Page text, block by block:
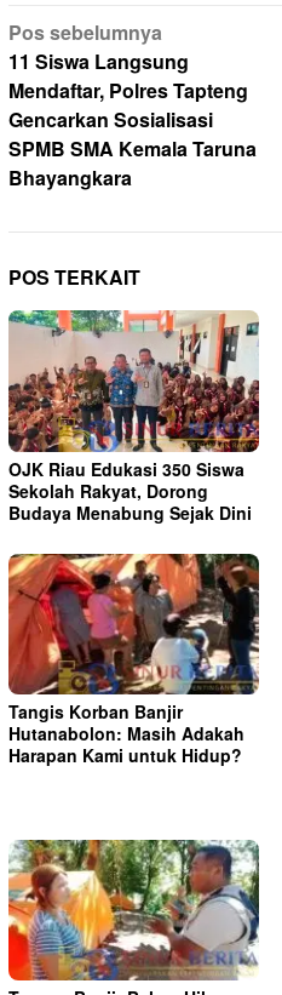
Navigasi
pos
Pos sebelumnya
11 Siswa Langsung
Mendaftar, Polres Tapteng
Gencarkan Sosialisasi
SPMB SMA Kemala Taruna
Bhayangkara
POS TERKAIT
OJK Riau Edukasi 350 Siswa
Sekolah Rakyat, Dorong
Budaya Menabung Sejak Dini
Tangis Korban Banjir
Hutanabolon: Masih Adakah
Harapan Kami untuk Hidup?